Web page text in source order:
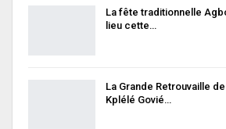
La fête traditionnelle
lieu cette…
La Grande Retrouvaille
Kplélé Govié…